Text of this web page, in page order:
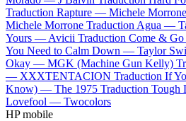
Traduction Rapture — Michele Morrone
Michele Morrone Traduction Agua —
Yours — Avicii Traduction Come &
You Need to Calm Down — Taylor
Okay — MGK (Machine Gun Kelly)
— XXXTENTACION Traduction If
Know) — The 1975 Traduction
Lovefool — Twocolors
HP mobile